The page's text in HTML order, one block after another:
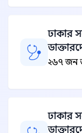
ঢাকার
২৬৭ জন
ঢাকার